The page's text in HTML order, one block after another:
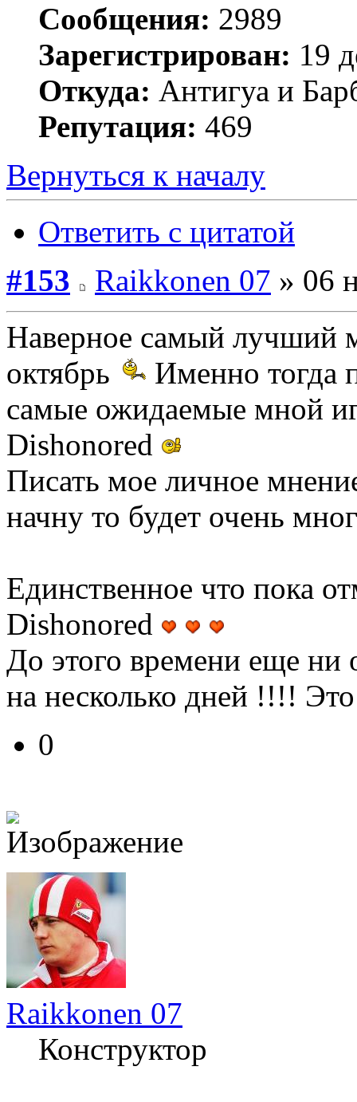
Сообщения: 2989
Зарегистрирован: 19
Откуда: Антигуа и
Репутация: 469
Вернуться к началу
Ответить с цитатой
#153
Raikkonen 07 » 06
Наверное самый лучший
октябрь
Именно тогда
самые ожидаемые мной
Dishonored
Писать мое личное
начну то будет очень
Единственное что пока
Dishonored
До этого времени еще ни
на несколько дней !!!!
0
Raikkonen 07
Конструктор